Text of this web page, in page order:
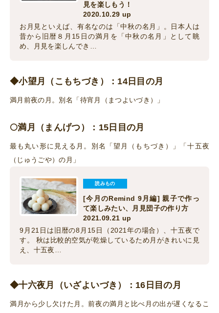
見を楽しもう！
2020.10.29 up
お月見といえば、有名なのは「中秋の名月」。日本人は
昔から旧暦８月15日の満月を「中秋の名月」として眺
め、月見を楽しんでき…
◆小望月 （こもちづき）：14日目の月
満月前夜の月。別名「待宵月（まつよいづき）」
🌕満月（まんげつ）：15日目の月
最も丸い形に見える月。別名「望月（もちづき）」「十五夜
（じゅうごや）の月」
読みもの
[今月のRemind 9月編] 親子で作っ
て楽しみたい、月見団子の作り方
2021.09.21 up
9月21日は旧暦の8月15日（2021年の場合）、十五夜で
す。 秋は比較的空気が乾燥しているため月がきれいに見
え、十五夜…
◆十六夜月（いざよいづき）：16日目の月
満月から少し欠けた月。前夜の満月と比べ月の出が遅くなるこ